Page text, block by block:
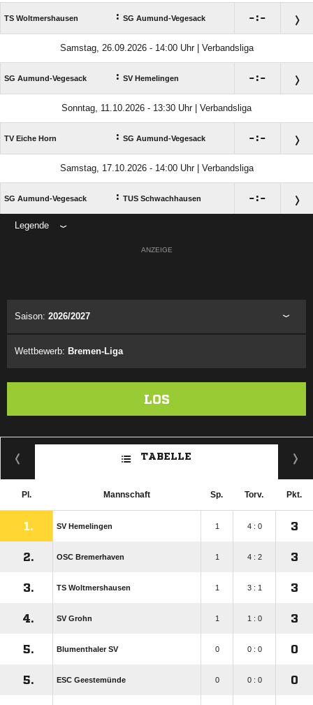
TS Woltmershausen : SG Aumund-Vegesack :
Samstag, 26.09.2026 - 14:00 Uhr | Verbandsliga
SG Aumund-Vegesack : SV Hemelingen :
Sonntag, 11.10.2026 - 13:30 Uhr | Verbandsliga
TV Eiche Horn : SG Aumund-Vegesack :
Samstag, 17.10.2026 - 14:00 Uhr | Verbandsliga
SG Aumund-Vegesack : TUS Schwachhausen :
Legende
ANZEIGE
Saison: 2026/2027
Wettbewerb: Bremen-Liga
LOS
TABELLE
Pl. Mannschaft Sp. Torv. Pkt.
1. SV Hemelingen 1 4 : 0 3
2. OSC Bremerhaven 1 4 : 2 3
3. TS Woltmershausen 1 3 : 1 3
4. SV Grohn 1 1 : 0 3
5. Blumenthaler SV 0 0 : 0 0
5. ESC Geestemünde 0 0 : 0 0